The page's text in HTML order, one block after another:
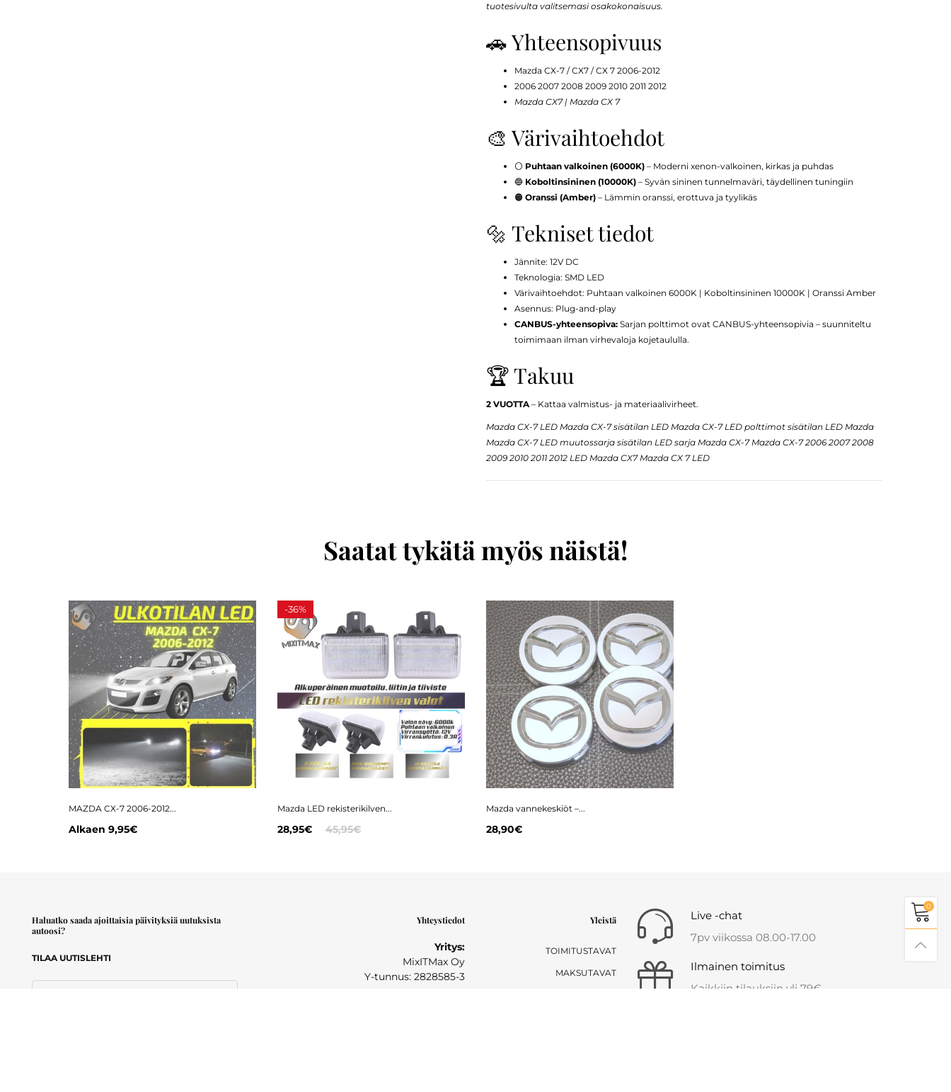
tuotesivulta valitsemasi osakokonaisuus.
🚗 Yhteensopivuus
Mazda CX-7 / CX7 / CX 7 2006-2012
2006 2007 2008 2009 2010 2011 2012
Mazda CX7 | Mazda CX 7
🎨 Värivaihtoehdot
⚪ Puhtaan valkoinen (6000K) – Moderni xenon-valkoinen, kirkas ja puhdas
🔵 Koboltinsininen (10000K) – Syvän sininen tunnelmaväri, täydellinen tuningiin
🟠 Oranssi (Amber) – Lämmin oranssi, erottuva ja tyylikäs
🔩 Tekniset tiedot
Jännite: 12V DC
Teknologia: SMD LED
Värivaihtoehdot: Puhtaan valkoinen 6000K | Koboltinsininen 10000K | Oranssi Amber
Asennus: Plug-and-play
CANBUS-yhteensopiva: Sarjan polttimot ovat CANBUS-yhteensopivia – suunniteltu
toimimaan ilman virhevaloja kojetaululla.
🏆 Takuu
2 VUOTTA– Kattaa valmistus- ja materiaalivirheet.
Mazda CX-7 LED Mazda CX-7 sisätilan LED Mazda CX-7 LED polttimot sisätilan LED Mazda
Mazda CX-7 LED muutossarja sisätilan LED sarja Mazda CX-7 Mazda CX-7 2006 2007 2008
2009 2010 2011 2012 LED Mazda CX7 Mazda CX 7 LED
Saatat tykätä myös näistä!
MAZDA CX-7 2006-2012...
Alkaen 9,95€
-36%
Mazda LED rekisterikilven...
28,95€ 45,95€
Mazda vannekeskiöt –...
28,90€
Haluatko saada ajoittaisia päivityksiä uutuksista
autoosi?
TILAA UUTISLEHTI
Yhteystiedot
Yritys:
MixITMax Oy
Y-tunnus: 2828585-3
Yleistä
TOIMITUSTAVAT
MAKSUTAVAT
Live -chat
7pv viikossa 08.00-17.00
Ilmainen toimitus
Kaikkiin tilauksiin yli 79€
0